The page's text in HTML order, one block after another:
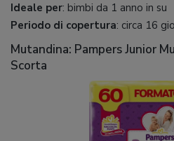
Ideale per: bimbi da 1 anno in su
Periodo di copertura: circa 16
Mutandina: Pampers Junior
Scorta